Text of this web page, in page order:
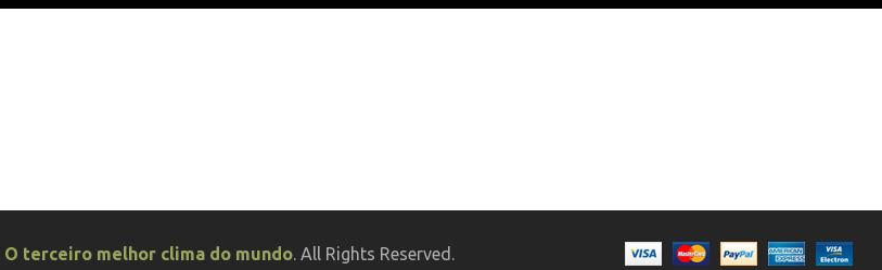
O terceiro melhor clima do mundo. All Rights Reserved.